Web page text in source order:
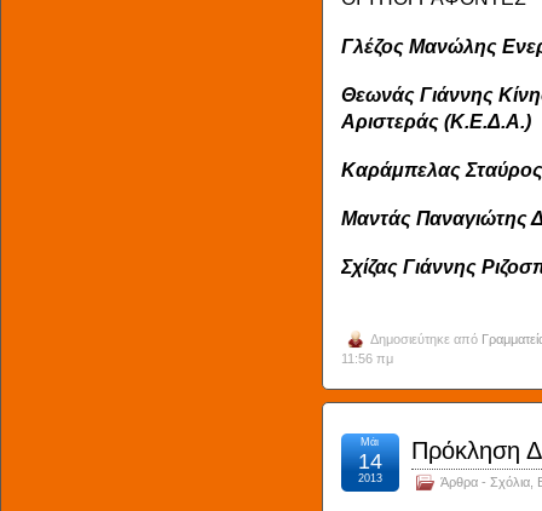
Γλέζος Μανώλης
Θεωνάς Γιάννης
Αριστεράς (Κ.Ε.Δ.Α.)
Καράμπελας
Μαντάς Παναγιώτης
Σχίζας Γιάννης
Δημοσιεύτηκε από
11:56 πμ
Πρόκληση
Άρθρα - Σχόλια
Μάι
14
2013